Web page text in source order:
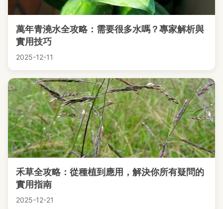
萬年青澆水全攻略：需要很多水嗎？專家解析與
實用技巧
2025-12-11
禾草全攻略：從種植到應用，解決你所有疑問的
實用指南
2025-12-21